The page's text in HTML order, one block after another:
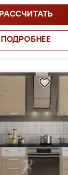
РАССЧИТАТЬ
ПОДРОБНЕЕ